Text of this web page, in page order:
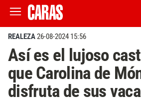
REALEZA26-08-2024 15:56
Así es el lujoso
que Carolina de
disfruta de sus